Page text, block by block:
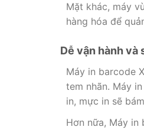
Mặt khác, máy
hàng hóa để
Dễ vận hành và
Máy in barcode
tem nhãn. Máy
in, mực in sẽ
Hơn nữa, Máy